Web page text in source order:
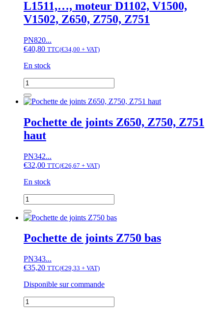
Kubota
B,
L,
ZB,
moteur
D1101,
D1302,
D1402,
V1902,
Z750,
Z751,
Z851,
L1511,…, moteur D1102, V1500,
V1502, Z650, Z750, Z751
PN820...
€40,80 TTC(€34,00 + VAT)
En stock
quantité
de
Piston
B7000,
L1500,
L1501,
L1511,...,
moteur
D1102,
V1500,
V1502,
Z650,
Z750,
Z751
Pochette de joints Z650, Z750, Z751
haut
PN342...
€32,00 TTC(€26,67 + VAT)
En stock
quantité
de
Pochette
joints
Z650,
Z751
haut
Pochette de joints Z750 bas
PN343...
€35,20 TTC(€29,33 + VAT)
Disponible sur commande
quantité